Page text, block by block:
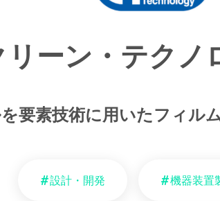
リーン・テクノ
要素技術に用いたフィル
設計・開発 機器装置